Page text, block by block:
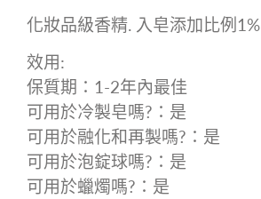
化妝品級香精. 入皂添加比例 1%
效用:
保質期： 1-2年內最佳
可用於冷製皂嗎? ：是
可用於融化和再製嗎? ：是
可用於泡錠球嗎? ：是
可用於蠟燭嗎? ：是